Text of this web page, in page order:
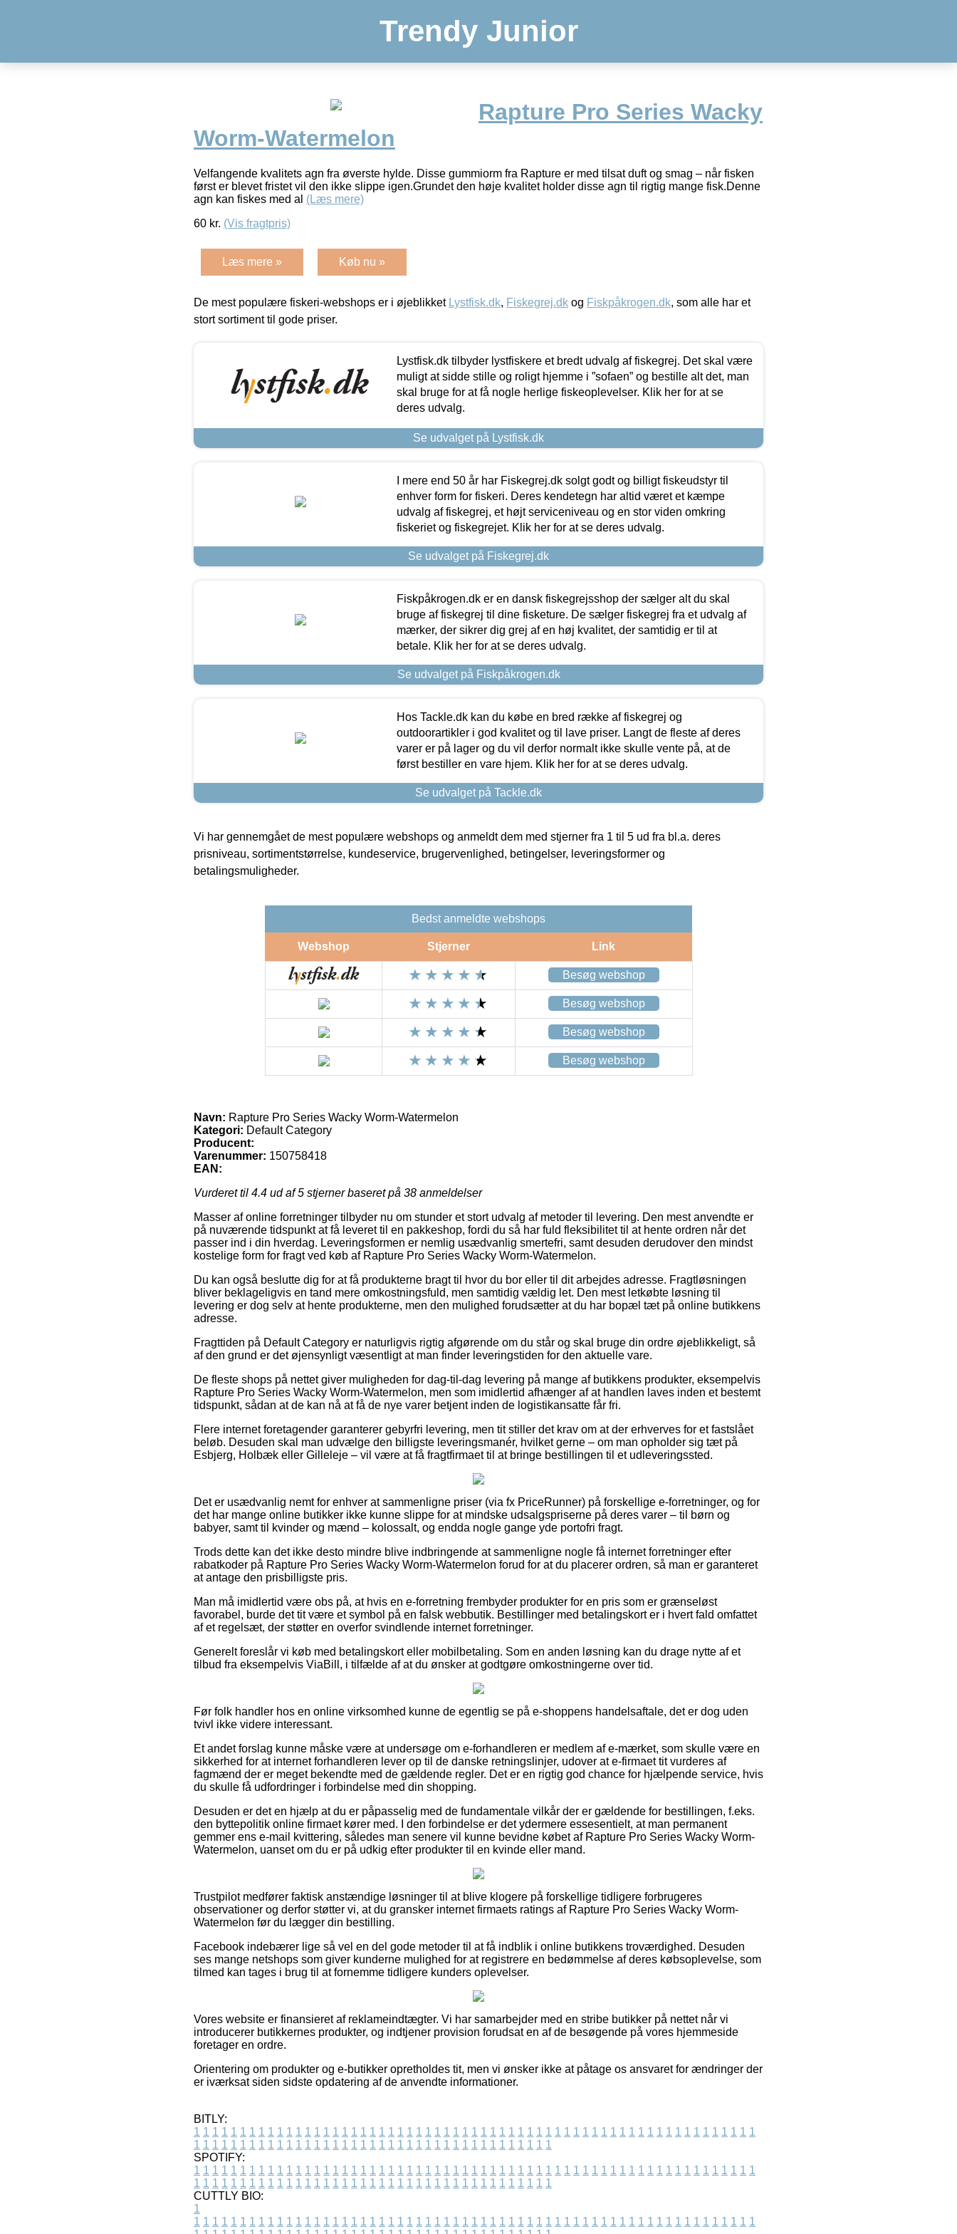
Trendy Junior
Rapture Pro Series Wacky
Worm-Watermelon
Velfangende kvalitets agn fra øverste hylde. Disse gummiorm fra Rapture er med tilsat duft og smag – når fisken
først er blevet fristet vil den ikke slippe igen.Grundet den høje kvalitet holder disse agn til rigtig mange fisk.Denne
agn kan fiskes med al (Læs mere)
60 kr. (Vis fragtpris)
Læs mere » Køb nu »
De mest populære fiskeri-webshops er i øjeblikket Lystfisk.dk, Fiskegrej.dk og Fiskpåkrogen.dk, som alle har et
stort sortiment til gode priser.
Lystfisk.dk tilbyder lystfiskere et bredt udvalg af fiskegrej. Det skal være
muligt at sidde stille og roligt hjemme i ”sofaen” og bestille alt det, man
skal bruge for at få nogle herlige fiskeoplevelser. Klik her for at se
deres udvalg.
Se udvalget på Lystfisk.dk
I mere end 50 år har Fiskegrej.dk solgt godt og billigt fiskeudstyr til
enhver form for fiskeri. Deres kendetegn har altid været et kæmpe
udvalg af fiskegrej, et højt serviceniveau og en stor viden omkring
fiskeriet og fiskegrejet. Klik her for at se deres udvalg.
Se udvalget på Fiskegrej.dk
Fiskpåkrogen.dk er en dansk fiskegrejsshop der sælger alt du skal
bruge af fiskegrej til dine fisketure. De sælger fiskegrej fra et udvalg af
mærker, der sikrer dig grej af en høj kvalitet, der samtidig er til at
betale. Klik her for at se deres udvalg.
Se udvalget på Fiskpåkrogen.dk
Hos Tackle.dk kan du købe en bred række af fiskegrej og
outdoorartikler i god kvalitet og til lave priser. Langt de fleste af deres
varer er på lager og du vil derfor normalt ikke skulle vente på, at de
først bestiller en vare hjem. Klik her for at se deres udvalg.
Se udvalget på Tackle.dk
Vi har gennemgået de mest populære webshops og anmeldt dem med stjerner fra 1 til 5 ud fra bl.a. deres
prisniveau, sortimentstørrelse, kundeservice, brugervenlighed, betingelser, leveringsformer og
betalingsmuligheder.
Bedst anmeldte webshops
Webshop Stjerner Link
Besøg webshop
Besøg webshop
Besøg webshop
Besøg webshop
Navn: Rapture Pro Series Wacky Worm-Watermelon
Kategori: Default Category
Producent:
Varenummer: 150758418
EAN:
Vurderet til 4.4 ud af 5 stjerner baseret på 38 anmeldelser
Masser af online forretninger tilbyder nu om stunder et stort udvalg af metoder til levering. Den mest anvendte er
på nuværende tidspunkt at få leveret til en pakkeshop, fordi du så har fuld fleksibilitet til at hente ordren når det
passer ind i din hverdag. Leveringsformen er nemlig usædvanlig smertefri, samt desuden derudover den mindst
kostelige form for fragt ved køb af Rapture Pro Series Wacky Worm-Watermelon.
Du kan også beslutte dig for at få produkterne bragt til hvor du bor eller til dit arbejdes adresse. Fragtløsningen
bliver beklageligvis en tand mere omkostningsfuld, men samtidig vældig let. Den mest letkøbte løsning til
levering er dog selv at hente produkterne, men den mulighed forudsætter at du har bopæl tæt på online butikkens
adresse.
Fragttiden på Default Category er naturligvis rigtig afgørende om du står og skal bruge din ordre øjeblikkeligt, så
af den grund er det øjensynligt væsentligt at man finder leveringstiden for den aktuelle vare.
De fleste shops på nettet giver muligheden for dag-til-dag levering på mange af butikkens produkter, eksempelvis
Rapture Pro Series Wacky Worm-Watermelon, men som imidlertid afhænger af at handlen laves inden et bestemt
tidspunkt, sådan at de kan nå at få de nye varer betjent inden de logistikansatte får fri.
Flere internet foretagender garanterer gebyrfri levering, men tit stiller det krav om at der erhverves for et fastslået
beløb. Desuden skal man udvælge den billigste leveringsmanér, hvilket gerne – om man opholder sig tæt på
Esbjerg, Holbæk eller Gilleleje – vil være at få fragtfirmaet til at bringe bestillingen til et udleveringssted.
Det er usædvanlig nemt for enhver at sammenligne priser (via fx PriceRunner) på forskellige e-forretninger, og for
det har mange online butikker ikke kunne slippe for at mindske udsalgspriserne på deres varer – til børn og
babyer, samt til kvinder og mænd – kolossalt, og endda nogle gange yde portofri fragt.
Trods dette kan det ikke desto mindre blive indbringende at sammenligne nogle få internet forretninger efter
rabatkoder på Rapture Pro Series Wacky Worm-Watermelon forud for at du placerer ordren, så man er garanteret
at antage den prisbilligste pris.
Man må imidlertid være obs på, at hvis en e-forretning frembyder produkter for en pris som er grænseløst
favorabel, burde det tit være et symbol på en falsk webbutik. Bestillinger med betalingskort er i hvert fald omfattet
af et regelsæt, der støtter en overfor svindlende internet forretninger.
Generelt foreslår vi køb med betalingskort eller mobilbetaling. Som en anden løsning kan du drage nytte af et
tilbud fra eksempelvis ViaBill, i tilfælde af at du ønsker at godtgøre omkostningerne over tid.
Før folk handler hos en online virksomhed kunne de egentlig se på e-shoppens handelsaftale, det er dog uden
tvivl ikke videre interessant.
Et andet forslag kunne måske være at undersøge om e-forhandleren er medlem af e-mærket, som skulle være en
sikkerhed for at internet forhandleren lever op til de danske retningslinjer, udover at e-firmaet tit vurderes af
fagmænd der er meget bekendte med de gældende regler. Det er en rigtig god chance for hjælpende service, hvis
du skulle få udfordringer i forbindelse med din shopping.
Desuden er det en hjælp at du er påpasselig med de fundamentale vilkår der er gældende for bestillingen, f.eks.
den byttepolitik online firmaet kører med. I den forbindelse er det ydermere essesentielt, at man permanent
gemmer ens e-mail kvittering, således man senere vil kunne bevidne købet af Rapture Pro Series Wacky Worm-
Watermelon, uanset om du er på udkig efter produkter til en kvinde eller mand.
Trustpilot medfører faktisk anstændige løsninger til at blive klogere på forskellige tidligere forbrugeres
observationer og derfor støtter vi, at du gransker internet firmaets ratings af Rapture Pro Series Wacky Worm-
Watermelon før du lægger din bestilling.
Facebook indebærer lige så vel en del gode metoder til at få indblik i online butikkens troværdighed. Desuden
ses mange netshops som giver kunderne mulighed for at registrere en bedømmelse af deres købsoplevelse, som
tilmed kan tages i brug til at fornemme tidligere kunders oplevelser.
Vores website er finansieret af reklameindtægter. Vi har samarbejder med en stribe butikker på nettet når vi
introducerer butikkernes produkter, og indtjener provision forudsat en af de besøgende på vores hjemmeside
foretager en ordre.
Orientering om produkter og e-butikker opretholdes tit, men vi ønsker ikke at påtage os ansvaret for ændringer der
er iværksat siden sidste opdatering af de anvendte informationer.
BITLY:
1 1 1 1 1 1 1 1 1 1 1 1 1 1 1 1 1 1 1 1 1 1 1 1 1 1 1 1 1 1 1 1 1 1 1 1 1 1 1 1 1 1 1 1 1 1 1 1 1 1 1 1 1 1 1 1 1 1 1 1 1
1 1 1 1 1 1 1 1 1 1 1 1 1 1 1 1 1 1 1 1 1 1 1 1 1 1 1 1 1 1 1 1 1 1 1 1 1 1 1
SPOTIFY:
1 1 1 1 1 1 1 1 1 1 1 1 1 1 1 1 1 1 1 1 1 1 1 1 1 1 1 1 1 1 1 1 1 1 1 1 1 1 1 1 1 1 1 1 1 1 1 1 1 1 1 1 1 1 1 1 1 1 1 1 1
1 1 1 1 1 1 1 1 1 1 1 1 1 1 1 1 1 1 1 1 1 1 1 1 1 1 1 1 1 1 1 1 1 1 1 1 1 1 1
CUTTLY BIO:
1
1 1 1 1 1 1 1 1 1 1 1 1 1 1 1 1 1 1 1 1 1 1 1 1 1 1 1 1 1 1 1 1 1 1 1 1 1 1 1 1 1 1 1 1 1 1 1 1 1 1 1 1 1 1 1 1 1 1 1 1 1